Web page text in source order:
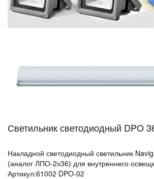
Светильник светодиодный DPO
Накладной светодиодный светильник
(аналог ЛПО-2х36) для внутреннего
Артикул:61002 DPO-02